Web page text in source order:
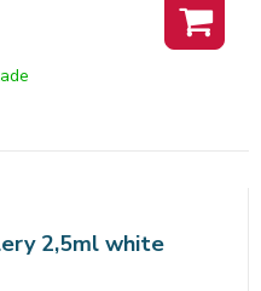
jemne
dokonalú priľnavosť a
poskytujú nespočetné
2,5ml white